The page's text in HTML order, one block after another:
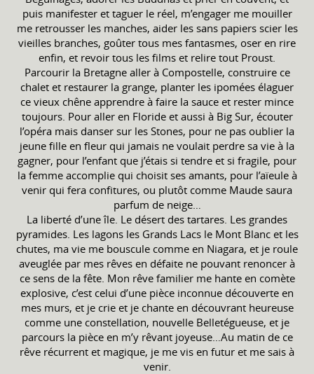
puis manifester et taguer le réel, m’engager me mouiller
me retrousser les manches, aider les sans papiers scier les
vieilles branches, goûter tous mes fantasmes, oser en rire
enfin, et revoir tous les films et relire tout Proust.
Parcourir la Bretagne aller à Compostelle, construire ce
chalet et restaurer la grange, planter les ipomées élaguer
ce vieux chêne apprendre à faire la sauce et rester mince
toujours. Pour aller en Floride et aussi à Big Sur, écouter
l’opéra mais danser sur les Stones, pour ne pas oublier la
jeune fille en fleur qui jamais ne voulait perdre sa vie à la
gagner, pour l’enfant que j’étais si tendre et si fragile, pour
la femme accomplie qui choisit ses amants, pour l’aïeule à
venir qui fera confitures, ou plutôt comme Maude saura
parfum de neige…
La liberté d’une île. Le désert des tartares. Les grandes
pyramides. Les lagons les Grands Lacs le Mont Blanc et les
chutes, ma vie me bouscule comme en Niagara, et je roule
aveuglée par mes rêves en défaite ne pouvant renoncer à
ce sens de la fête. Mon rêve familier me hante en comète
explosive, c’est celui d’une pièce inconnue découverte en
mes murs, et je crie et je chante en découvrant heureuse
comme une constellation, nouvelle Belletégueuse, et je
parcours la pièce en m’y rêvant joyeuse…Au matin de ce
rêve récurrent et magique, je me vis en futur et me sais à
venir.